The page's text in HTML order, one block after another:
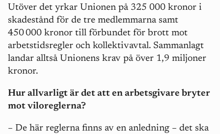
Utöver det yrkar Unionen på 325 000 kronor i
skadestånd för de tre medlemmarna samt
450000 kronor till förbundet för brott mot
arbetstidsregler och kollektivavtal. Sammanlagt
landar alltså Unionens krav på över 1,9 miljoner
kronor.
Hur allvarligt är det att en arbetsgivare bryter
mot viloreglerna?
– De här reglerna finns av en anledning – det ska